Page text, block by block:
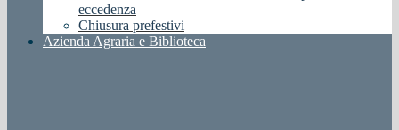
eccedenza
Chiusura prefestivi
Azienda Agraria e Biblioteca